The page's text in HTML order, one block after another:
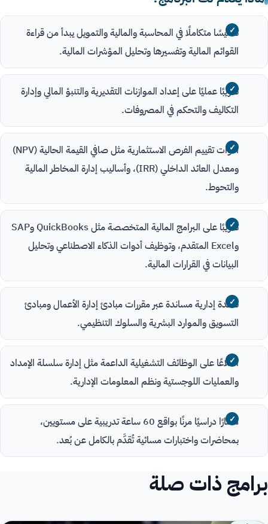
تأسيسًا متكاملًا في المحاسبة والمالية والتمويل يبدأ من قراءة
القوائم المالية وتفسيرها وتحليل المؤشرات المالية.
تدريبًا عمليًا على إعداد الموازنات التقديرية والتنبؤ المالي وإدارة
التكاليف والتحكم في المصروفات.
أدوات تقييم الفرص الاستثمارية مثل صافي القيمة الحالية (NPV)
ومعدل العائد الداخلي (IRR)، وأساليب إدارة المخاطر المالية
والتحوط.
تدريبًا على البرامج المالية المتخصصة مثل QuickBooks وSAP
وExcel المتقدم، وتوظيف أدوات الذكاء الاصطناعي وتحليل
البيانات في القرارات المالية.
قاعدة إدارية مساندة عبر مقررات مبادئ إدارة الأعمال ومبادئ
التسويق والموارد البشرية والسلوك التنظيمي.
اطلاعًا على الوظائف التشغيلية الداعمة مثل إدارة سلسلة الإمداد
والعمليات اللوجستية ونظم المعلومات الإدارية.
مسارًا دراسيًا مرنًا بواقع 60 ساعة تدريبية على مستويين،
بمحاضرات واختبارات مسائية تُقدَّم بالكامل عن بُعد.
برامج ذات صلة